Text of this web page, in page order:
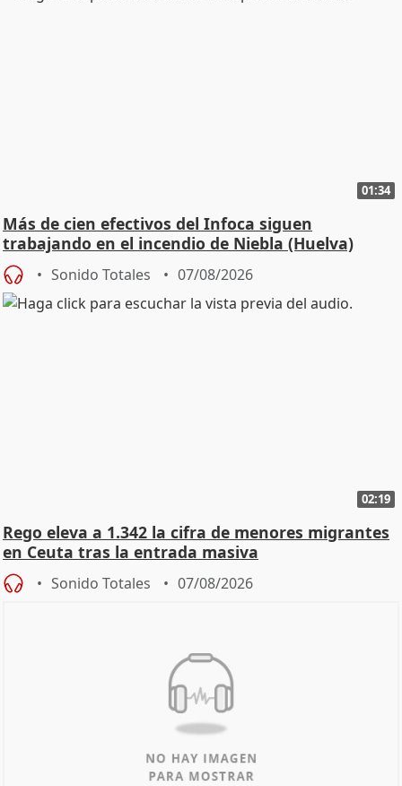
01:34
Más de cien efectivos del Infoca siguen
trabajando en el incendio de Niebla (Huelva)
Sonido Totales 07/08/2026
02:19
Rego eleva a 1.342 la cifra de menores migrantes
en Ceuta tras la entrada masiva
Sonido Totales 07/08/2026